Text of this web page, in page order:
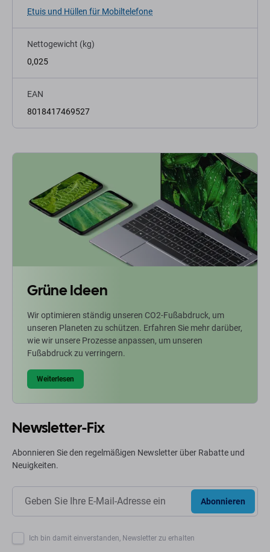
Etuis und Hüllen für Mobiltelefone
Nettogewicht (kg)
0,025
EAN
8018417469527
Grüne Ideen
Wir optimieren ständig unseren CO2-Fußabdruck, um
unseren Planeten zu schützen. Erfahren Sie mehr darüber,
wie wir unsere Prozesse anpassen, um unseren
Fußabdruck zu verringern.
Weiterlesen
Newsletter-Fix
Abonnieren Sie den regelmäßigen Newsletter über Rabatte und
Neuigkeiten.
Abonnieren
Ich bin damit einverstanden, Newsletter zu erhalten